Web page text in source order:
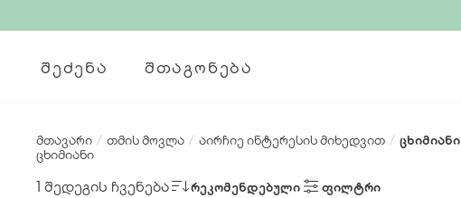
ᲨᲔᲫᲔᲜᲐ ᲨᲗᲐᲒᲝᲜᲔᲑᲐ
მთავარი / თმის მოვლა / აირჩიე ინტერესის მიხედვით / ცხიმიანი
ცხიმიანი
1 შედეგის ჩვენება ᲠᲔᲙᲝᲛᲔᲜᲓᲔᲑᲣᲚᲘ ᲤᲘᲚᲢᲠᲘ